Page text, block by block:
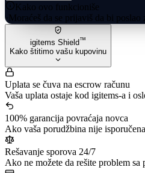
Kako ovo funkcioniše
· Moraćeš da se prijaviš da bi poslao
igitems Shield™
Kako štitimo vašu kupovinu
Uplata se čuva na escrow računu
Vaša uplata ostaje kod igitems-a i
100% garancija povraćaja novca
Ako vaša porudžbina nije
Rešavanje sporova 24/7
Ako ne možete da rešite problem